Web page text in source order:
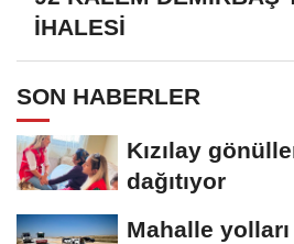
İHALESİ
SON HABERLER
Kızılay
dağıtıyor
Mahalle